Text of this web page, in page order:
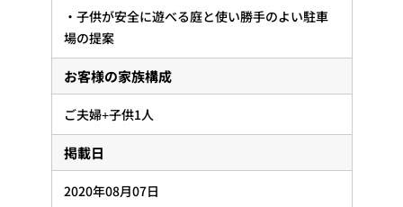
・子供が安全に遊べる庭と使い勝手のよい駐車
場の提案
お客様の家族構成
ご夫婦+子供1人
掲載日
2020年08月07日